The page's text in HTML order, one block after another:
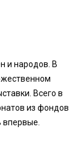
и народов. В
Всего в
из фондов
впервые.